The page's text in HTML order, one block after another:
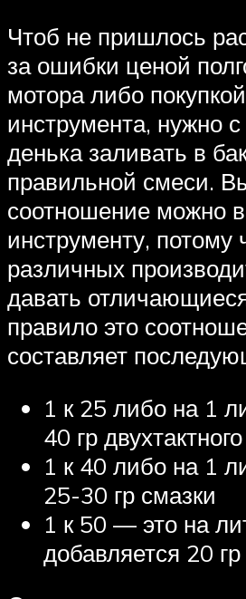
Чтоб не пришлось
за ошибки ценой
мотора либо
инструмента, нужно с
денька заливать в
правильной смеси.
соотношение можно
инструменту, потому
различных
давать
правило это
составляет
1 к 25 либо на 1
40 гр
1 к 40 либо на 1
25-30 гр смазки
1 к 50 — это на
добавляется 20